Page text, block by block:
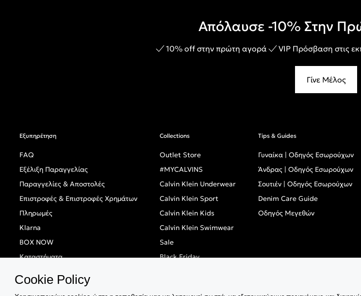
Απόλαυσε -10% Στην
10% off στην πρώτη αγορά VIP Πρόσβαση στις
Γίνε Μέλος
Εξυπηρέτηση
FAQ
Εξέλιξη Παραγγελίας
Παραγγελίες & Αποστολές
Επιστροφές & Επιστροφές Χρημάτων
Πληρωμές
Klarna
BOX NOW
Καταστήματα
Collections
Outlet Store
#MYCALVINS
Calvin Klein Underwear
Calvin Klein Sport
Calvin Klein Kids
Calvin Klein Swimwear
Sale
Black Friday
Tips & Guides
Γυναίκα | Οδηγός Εσωρούχων
Άνδρας | Οδηγός Εσωρούχων
Σουτιέν | Οδηγός Εσωρούχων
Denim Care Guide
Οδηγός Μεγεθών
Cookie Policy